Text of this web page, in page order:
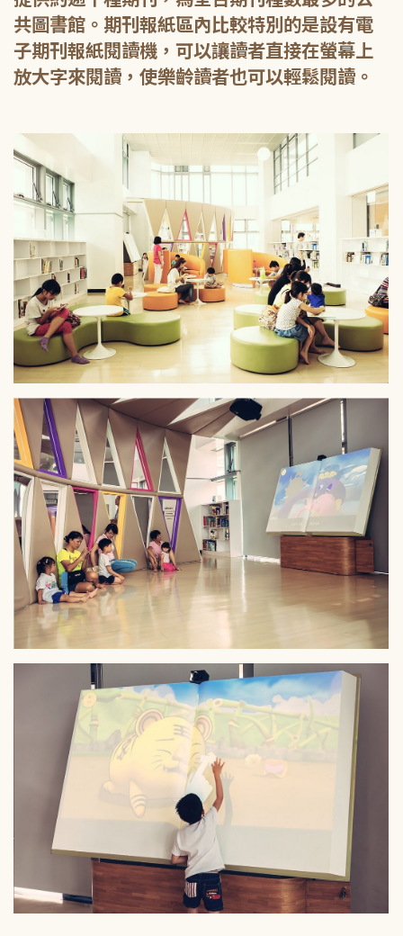
共圖書館。期刊報紙區內比較特別的是設有電
子期刊報紙閱讀機，可以讓讀者直接在螢幕上
放大字來閱讀，使樂齡讀者也可以輕鬆閱讀。